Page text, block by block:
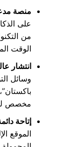
منصة
على
من
الوقت
انتشار
وسائل
مخصص
إتاحة
الموقع